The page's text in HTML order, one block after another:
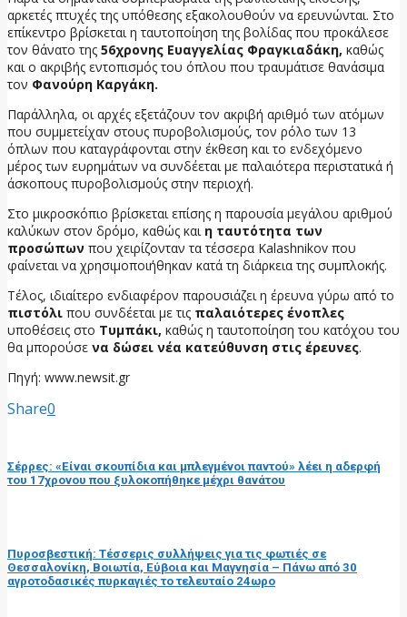
αρκετές πτυχές της υπόθεσης εξακολουθούν να ερευνώνται. Στο
επίκεντρο βρίσκεται η ταυτοποίηση της βολίδας που προκάλεσε
τον θάνατο της 56χρονης Ευαγγελίας Φραγκιαδάκη, καθώς
και ο ακριβής εντοπισμός του όπλου που τραυμάτισε θανάσιμα
τον Φανούρη Καργάκη.
Παράλληλα, οι αρχές εξετάζουν τον ακριβή αριθμό των ατόμων
που συμμετείχαν στους πυροβολισμούς, τον ρόλο των 13
όπλων που καταγράφονται στην έκθεση και το ενδεχόμενο
μέρος των ευρημάτων να συνδέεται με παλαιότερα περιστατικά ή
άσκοπους πυροβολισμούς στην περιοχή.
Στο μικροσκόπιο βρίσκεται επίσης η παρουσία μεγάλου αριθμού
καλύκων στον δρόμο, καθώς και η ταυτότητα των
προσώπων που χειρίζονταν τα τέσσερα Kalashnikov που
φαίνεται να χρησιμοποιήθηκαν κατά τη διάρκεια της συμπλοκής.
Τέλος, ιδιαίτερο ενδιαφέρον παρουσιάζει η έρευνα γύρω από το
πιστόλι που συνδέεται με τις παλαιότερες ένοπλες
υποθέσεις στο Τυμπάκι, καθώς η ταυτοποίηση του κατόχου του
θα μπορούσε να δώσει νέα κατεύθυνση στις έρευνες.
Πηγή: www.newsit.gr
Share0
Σέρρες: «Είναι σκουπίδια και μπλεγμένοι παντού» λέει η αδερφή
του 17χρονου που ξυλοκοπήθηκε μέχρι θανάτου
Πυροσβεστική: Τέσσερις συλλήψεις για τις φωτιές σε
Θεσσαλονίκη, Βοιωτία, Εύβοια και Μαγνησία – Πάνω από 30
αγροτοδασικές πυρκαγιές το τελευταίο 24ωρο